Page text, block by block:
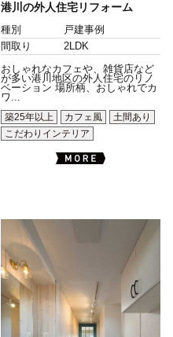
港川の外人住宅リフォーム
種別
戸建事例
間取り
2LDK
おしゃれなカフェや、雑貨店など
が多い港川地区の外人住宅のリノ
ベーション 場所柄、おしゃれでカ
ワ...
築25年以上
カフェ風
土間あり
こだわりインテリア